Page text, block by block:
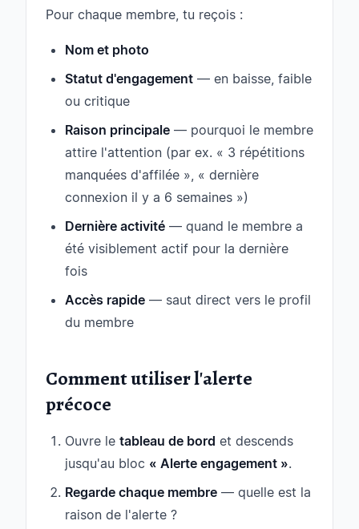
Pour chaque membre, tu reçois :
Nom et photo
Statut d'engagement — en baisse, faible
ou critique
Raison principale — pourquoi le membre
attire l'attention (par ex. « 3 répétitions
manquées d'affilée », « dernière
connexion il y a 6 semaines »)
Dernière activité — quand le membre a
été visiblement actif pour la dernière
fois
Accès rapide — saut direct vers le profil
du membre
Comment utiliser l'alerte
précoce
Ouvre le tableau de bord et descends
jusqu'au bloc « Alerte engagement ».
Regarde chaque membre — quelle est la
raison de l'alerte ?